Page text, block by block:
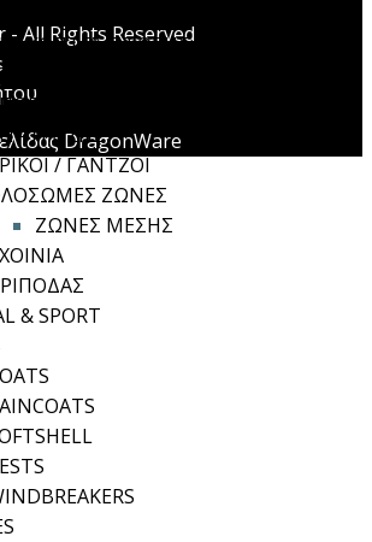
ΠΤΩΣΗΣ
ΕΝΕΡΓΕΙΑΣ
ΠΤΩΣΗΣ
/ ΓΑΝΤΖΟΙ
ΖΩΝΕΣ
ΖΩΝΕΣ ΜΕΣΗΣ
& SPORT
All Rights Reserved
DragonWare